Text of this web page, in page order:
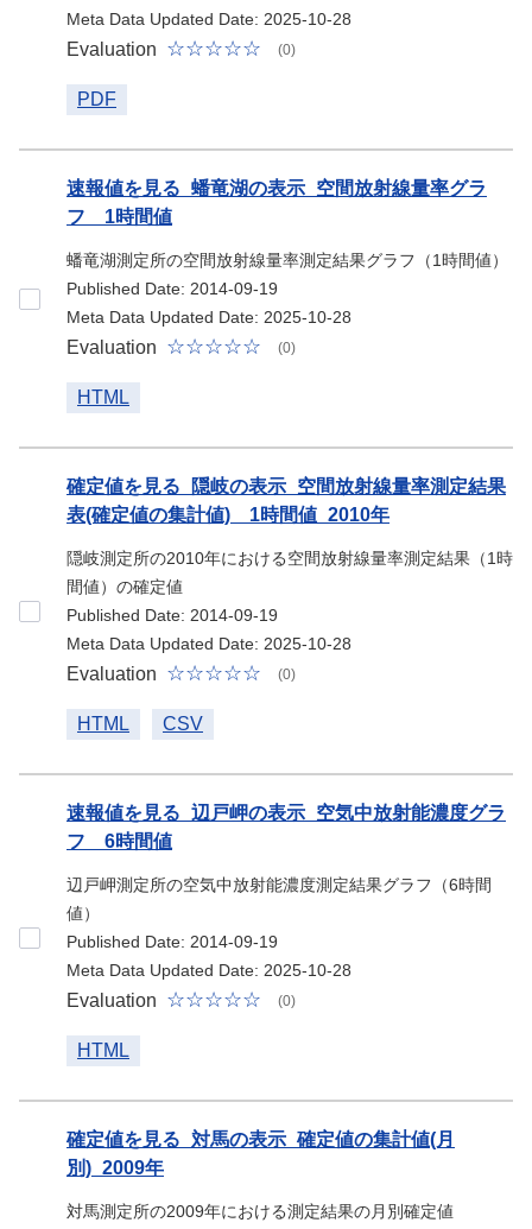
Meta Data Updated Date: 2025-10-28
Evaluation (0)
PDF
速報値を見る_蟠竜湖の表示_空間放射線量率グラ
フ 1時間値
蟠竜湖測定所の空間放射線量率測定結果グラフ（1時間値）
Published Date: 2014-09-19
Meta Data Updated Date: 2025-10-28
Evaluation (0)
HTML
確定値を見る_隠岐の表示_空間放射線量率測定結果
表(確定値の集計値) 1時間値_2010年
隠岐測定所の2010年における空間放射線量率測定結果（1時
間値）の確定値
Published Date: 2014-09-19
Meta Data Updated Date: 2025-10-28
Evaluation (0)
HTML CSV
速報値を見る_辺戸岬の表示_空気中放射能濃度グラ
フ 6時間値
辺戸岬測定所の空気中放射能濃度測定結果グラフ（6時間
値）
Published Date: 2014-09-19
Meta Data Updated Date: 2025-10-28
Evaluation (0)
HTML
確定値を見る_対馬の表示_確定値の集計値(月
別)_2009年
対馬測定所の2009年における測定結果の月別確定値